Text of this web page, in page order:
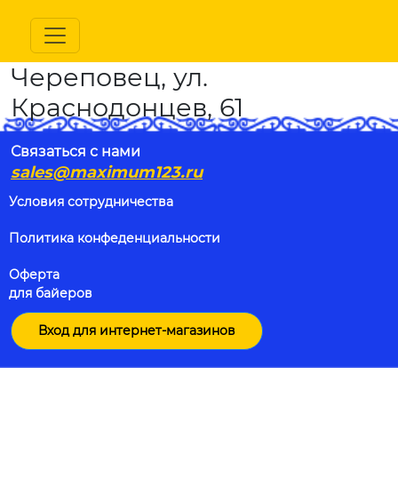
Череповец, ул.
Краснодонцев, 61
Связаться с нами
sales@maximum123.ru
Условия сотрудничества
Политика конфеденциальности
Оферта
для байеров
Вход для интернет-магазинов